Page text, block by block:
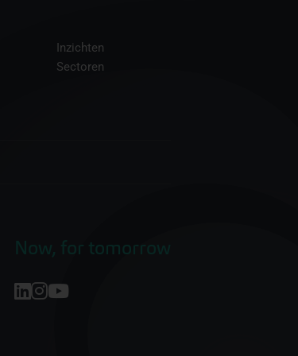
Inzichten
Sectoren
Now, for tomorrow